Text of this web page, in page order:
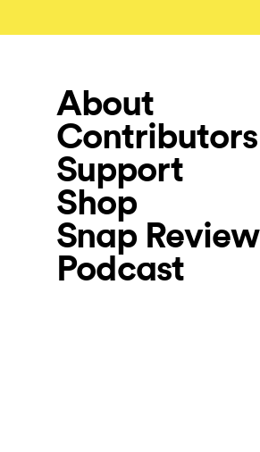
About
Contributors
Support
Shop
Snap Review
Podcast